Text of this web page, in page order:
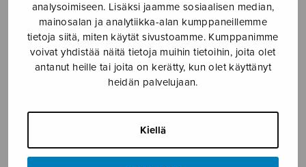
analysoimiseen. Lisäksi jaamme sosiaalisen median,
mainosalan ja analytiikka-alan kumppaneillemme
tietoja siitä, miten käytät sivustoamme. Kumppanimme
voivat yhdistää näitä tietoja muihin tietoihin, joita olet
antanut heille tai joita on kerätty, kun olet käyttänyt
heidän palvelujaan.
Kiellä
SOITINMUSIIKKI
YKSINLAULU
Sulasol nuottikauppa